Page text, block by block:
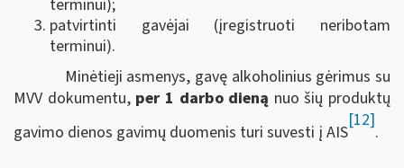
terminui);
patvirtinti gavėjai (įregistruoti neribotam
terminui).
Minėtieji asmenys, gavę alkoholinius gėrimus su
MVV dokumentu, per 1 darbo dieną nuo šių produktų
gavimo dienos gavimų duomenis turi suvesti į AIS
[12]
.